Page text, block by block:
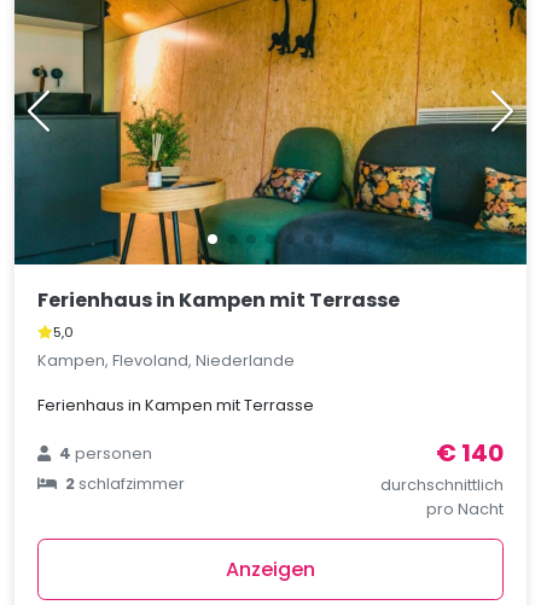
Ferienhaus in Kampen mit Terrasse
5,0
Kampen, Flevoland, Niederlande
Ferienhaus in Kampen mit Terrasse
4personen
2schlafzimmer
€ 140
durchschnittlich
pro Nacht
Anzeigen